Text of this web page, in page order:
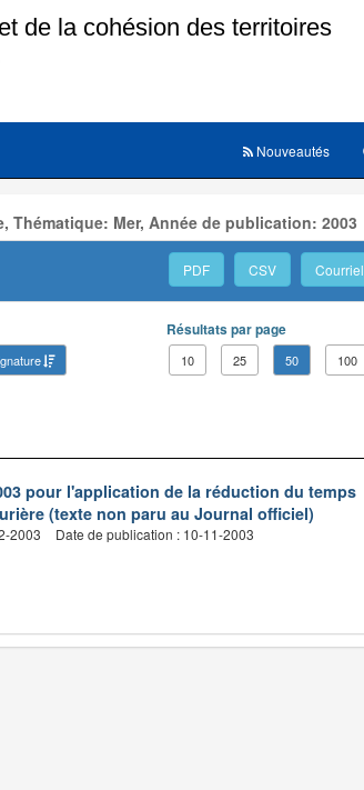
Nouveautés
Thématique: Mer, Année de publication: 2003
PDF CSV Courriel
Résultats par page
10 25 50 100
pour l'application de la réduction du temps
(texte non paru au Journal officiel)
2003 Date de publication : 10-11-2003